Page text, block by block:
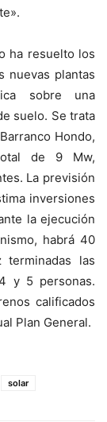
ha resuelto los
nuevas plantas
sobre una
suelo. Se trata
Hondo,
de 9 Mw,
La previsión
inversiones
la ejecución
habrá 40
las
y 5 personas.
calificados
Plan General.
solar